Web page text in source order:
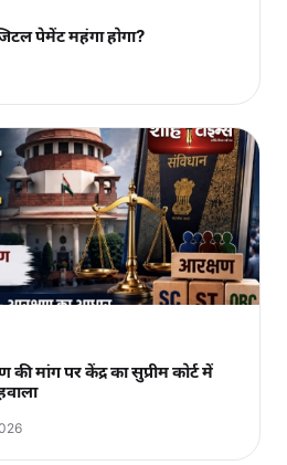
पेमेंट महंगा होगा?
मांग पर केंद्र का सुप्रीम कोर्ट में